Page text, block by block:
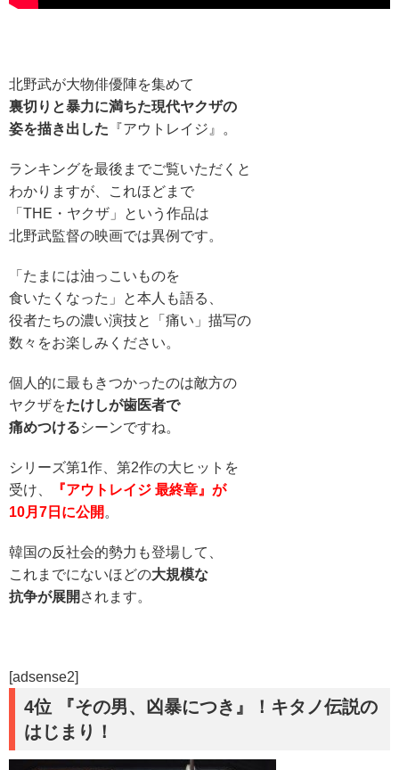
北野武が大物俳優陣を集めて
裏切りと暴力に満ちた現代ヤクザの
姿を描き出した 『アウトレイジ』。
ランキングを最後までご覧いただくと
わかりますが、これほどまで
「THE・ヤクザ」という作品は
北野武監督の映画では異例です。
「たまには油っこいものを
食いたくなった」と本人も語る、
役者たちの濃い演技と「痛い」描写の
数々をお楽しみください。
個人的に最もきつかったのは敵方の
ヤクザをたけしが歯医者で
痛めつけるシーンですね。
シリーズ第1作、第2作の大ヒットを
受け、
『アウトレイジ 最終章』が
10月7日に公開 。
韓国の反社会的勢力も登場して、
これまでにないほどの大規模な
抗争が展開 されます。
[adsense2]
4位 『その男、凶暴につき』！キタノ伝説の
はじまり！